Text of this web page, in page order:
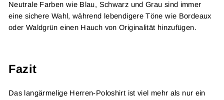
Neutrale Farben wie Blau, Schwarz und Grau sind immer
eine sichere Wahl, während lebendigere Töne wie Bordeaux
oder Waldgrün einen Hauch von Originalität hinzufügen.
Fazit
Das langärmelige Herren-Poloshirt ist viel mehr als nur ein